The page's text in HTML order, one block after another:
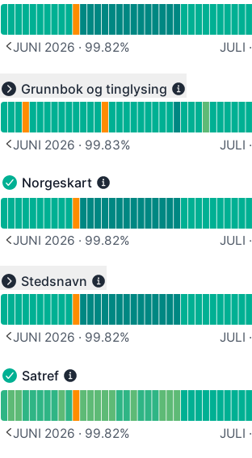
JUNI 2026 · 99.82% JULI ·
PREVIOUS PAGE
Expand group
Grunnbok og tinglysing
Les oppetidsgraf til undefined
JUNI 2026 · 99.83% JULI ·
PREVIOUS PAGE
Norgeskart - Operasjonell
Norgeskart
JUNI 2026 · 99.82% JULI ·
PREVIOUS PAGE
Expand group
Stedsnavn
Les oppetidsgraf til undefined
JUNI 2026 · 99.82% JULI ·
PREVIOUS PAGE
Satref - Operasjonell
Satref
JUNI 2026 · 99.82% JULI ·
PREVIOUS PAGE